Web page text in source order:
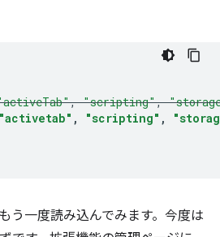
, "scripting",
"activetab" , "scripting" ,
う一度読み込んでみます。今度は